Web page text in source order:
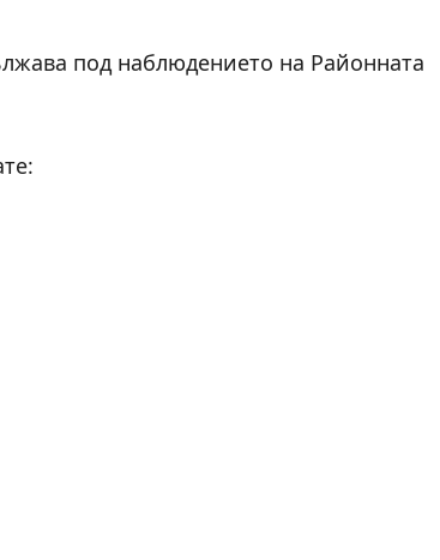
под наблюдението на Районната